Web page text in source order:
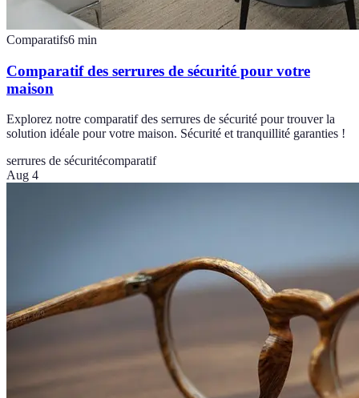
Comparatifs6 min
Comparatif des serrures de sécurité pour votre
maison
Explorez notre comparatif des serrures de sécurité pour trouver la
solution idéale pour votre maison. Sécurité et tranquillité garanties !
serrures de sécuritécomparatif
Aug 4